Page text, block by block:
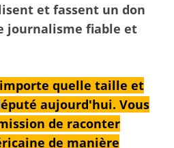
et fassent un don
journalisme fiable et
quelle taille et
aujourd'hui. Vous
de raconter
de manière